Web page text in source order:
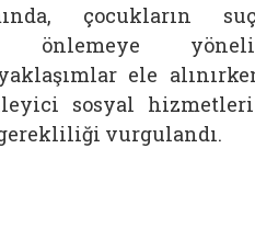
çocukların
önlemeye
ele
sosyal
vurgulandı.